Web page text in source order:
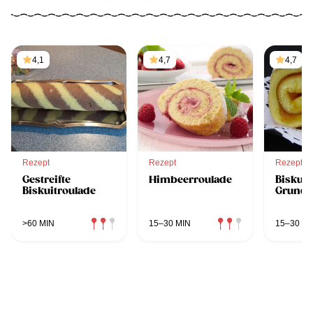
4,1
Rezept
Gestreifte
Biskuitroulade
>60 MIN
4,7
Rezept
Himbeerroulade
15–30 MIN
4,7
Rezept
15–30